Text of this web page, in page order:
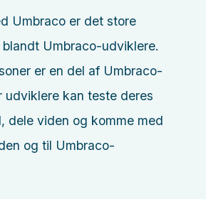
Umbraco er det store
Umbraco-udviklere.
er en del af Umbraco-
kan teste deres
dele viden og komme med
og til Umbraco-